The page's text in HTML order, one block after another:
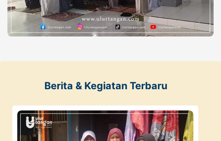
Berita & Kegiatan Terbaru